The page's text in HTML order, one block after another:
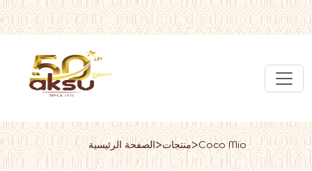
الصفحة الرئيسية>منتجات>Coco Mio